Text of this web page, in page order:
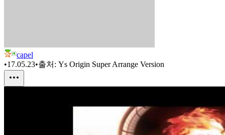
capel
•17.05.23•출처: Ys Origin Super Arrange Version